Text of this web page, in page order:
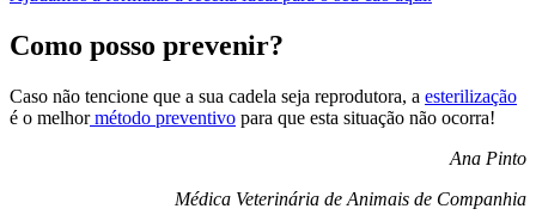
Como posso prevenir?
Caso não tencione que a sua cadela seja reprodutora, a esterilização
é o melhormétodo preventivo para que esta situação não ocorra!
Ana Pinto
Médica Veterinária de Animais de Companhia